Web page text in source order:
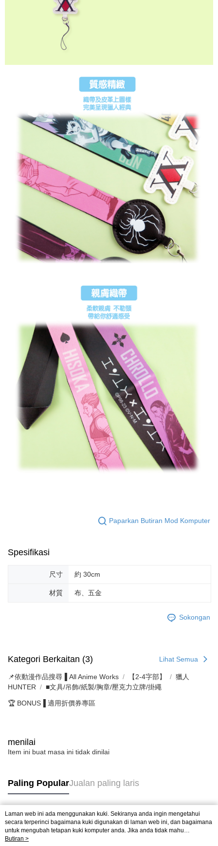
Paparkan Butiran Mod Komputer
Spesifikasi
尺寸 約 30cm
材質 布、五金
Sokongan
Kategori Berkaitan (3) Lihat Semua
📌依動漫作品搜尋▐ All Anime Works 【2-4字部】
獵人
HUNTER
■文具/吊飾/紙製/胸章/壓克力立牌/掛繩
🏆 BONUS▐ 適用折價券專區
menilai
Item ini buat masa ini tidak dinilai
Paling PopularJualan paling laris
Tag Popular
Laman web ini ada menggunakan kuki. Sekiranya anda ingin mengetahui
secara terperinci bagaimana kuki digunakan di laman web ini, dan bagaimana
untuk mengubah tetapan kuki komputer anda. Jika anda tidak mahu
menggunakan kuki di komputer anda, sila rujuk penerangan mengenai kuki.
Butiran >